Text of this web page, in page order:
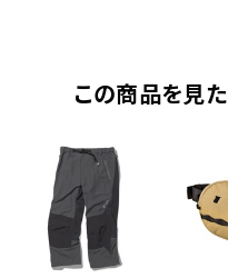
この商品を見